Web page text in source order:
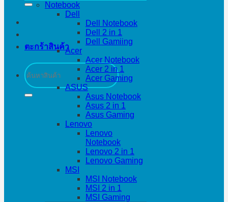
ตะกร้าสินค้า
ค้นหา:
Notebook
Dell
Dell Notebook
Dell 2 in 1
Dell Gamiing
Acer
Acer Notebook
Acer 2 in 1
Acer Gaming
ASUS
Asus Notebook
Asus 2 in 1
Asus Gaming
Lenovo
Lenovo
Notebook
Lenovo 2 in 1
Lenovo Gaming
MSI
MSI Notebook
MSI 2 in 1
MSI Gaming